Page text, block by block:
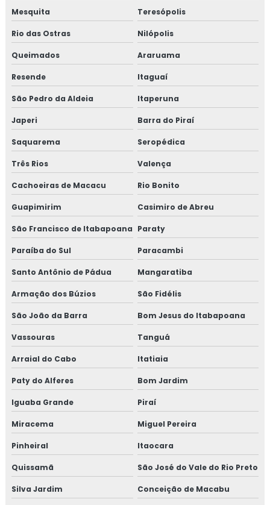
Isolamento de caldeira
Isolamento de duto
Isolamento de dutos de ar condicionado
Isolamento de tanques
Isolamento fibra cerâmica
Isolamento industrial
Isolamento lã de rocha
Isolamento lã de rocha valor
Isolamento para tanques de água
Isolamento para térmico para tubulação de ar
condicionado
Isolamento para tubulação de ar condicionado
Isolamento piso câmara fria valor
Isolamento poliuretano
Isolamento poliuretano expandido
Isolamento poliuretano projetado
Mesquita Teresópolis
Rio das Ostras Nilópolis
Queimados Araruama
Resende Itaguaí
São Pedro da Aldeia Itaperuna
Japeri Barra do Piraí
Saquarema Seropédica
Três Rios Valença
Cachoeiras de Macacu Rio Bonito
Guapimirim Casimiro de Abreu
São Francisco de Itabapoana Paraty
Paraíba do Sul Paracambi
Santo Antônio de Pádua Mangaratiba
Armação dos Búzios São Fidélis
São João da Barra Bom Jesus do Itabapoana
Vassouras Tanguá
Arraial do Cabo Itatiaia
Paty do Alferes Bom Jardim
Iguaba Grande Piraí
Miracema Miguel Pereira
Pinheiral Itaocara
Quissamã São José do Vale do Rio Preto
Silva Jardim Conceição de Macabu